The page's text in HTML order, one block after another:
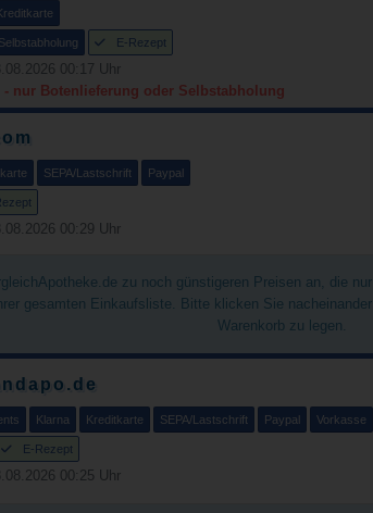
Selbstabholung E-Rezept
00:17 Uhr
- nur Botenlieferung oder Selbstabholung
SEPA/Lastschrift Paypal
00:29 Uhr
zu noch günstigeren Preisen an, die
gesamten Einkaufsliste. Bitte klicken Sie
Warenkorb zu legen.
Klarna Kreditkarte SEPA/Lastschrift Paypal Vorkasse
E-Rezept
00:25 Uhr